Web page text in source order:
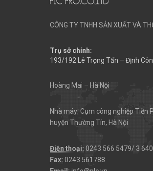
CÔNG TY TNHH SẢN XUẤT VÀ
Trụ sở chính:
193/192 Lê Trọng Tấn – Định
Hoàng Mai – Hà Nội
Nhà máy: Cụm công nghiệp Tiền
huyện Thường Tín, Hà Nội
Điện thoại: 0243 566 5479/ 3
Fax: 0243 561788